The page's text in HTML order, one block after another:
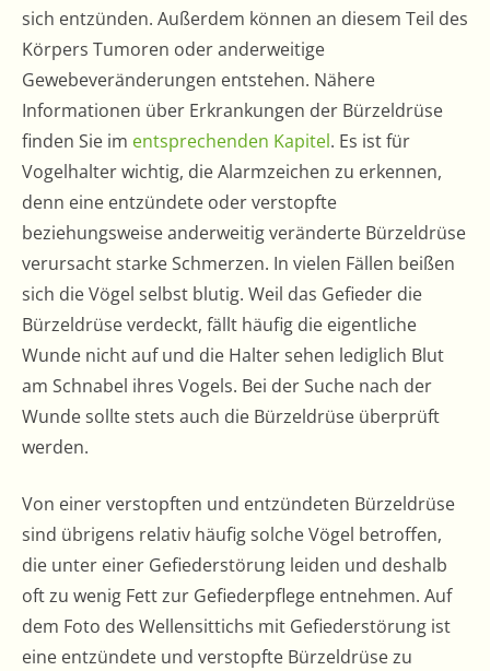
sich entzünden. Außerdem können an diesem Teil des
Körpers Tumoren oder anderweitige
Gewebeveränderungen entstehen. Nähere
Informationen über Erkrankungen der Bürzeldrüse
finden Sie im entsprechenden Kapitel. Es ist für
Vogelhalter wichtig, die Alarmzeichen zu erkennen,
denn eine entzündete oder verstopfte
beziehungsweise anderweitig veränderte Bürzeldrüse
verursacht starke Schmerzen. In vielen Fällen beißen
sich die Vögel selbst blutig. Weil das Gefieder die
Bürzeldrüse verdeckt, fällt häufig die eigentliche
Wunde nicht auf und die Halter sehen lediglich Blut
am Schnabel ihres Vogels. Bei der Suche nach der
Wunde sollte stets auch die Bürzeldrüse überprüft
werden.
Von einer verstopften und entzündeten Bürzeldrüse
sind übrigens relativ häufig solche Vögel betroffen,
die unter einer Gefiederstörung leiden und deshalb
oft zu wenig Fett zur Gefiederpflege entnehmen. Auf
dem Foto des Wellensittichs mit Gefiederstörung ist
eine entzündete und verstopfte Bürzeldrüse zu